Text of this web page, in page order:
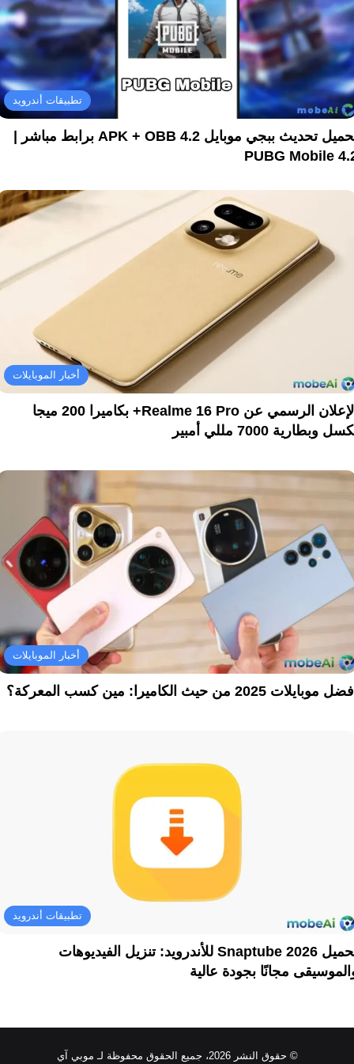
تطبيقات أندرويد
تحميل تحديث ببجي موبايل 4.2 APK + OBB برابط مباشر |
PUBG Mobile
أخبار الموبايلات
الإعلان الرسمي عن Realme 16 Pro+ بكاميرا 200 ميجا
وبطارية 7000 مللي أمبير
أخبار الموبايلات
موبايلات 2025 من حيث الكاميرا: مين كسب المعركة؟
تطبيقات أندرويد
تحميل Snaptube 2026 للأندرويد: تنزيل الفيديوهات
مجانًا بجودة عالية
© حقوق النشر 2026، جميع الحقوق محفوظة لـ موبي آي